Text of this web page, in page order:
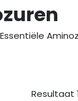
Essentiële
Resultaat